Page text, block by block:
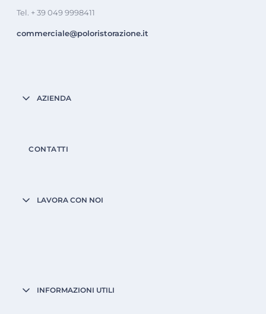
Tel. + 39 049 9998411
commerciale@poloristorazione.it
AZIENDA
CONTATTI
LAVORA CON NOI
INFORMAZIONI UTILI